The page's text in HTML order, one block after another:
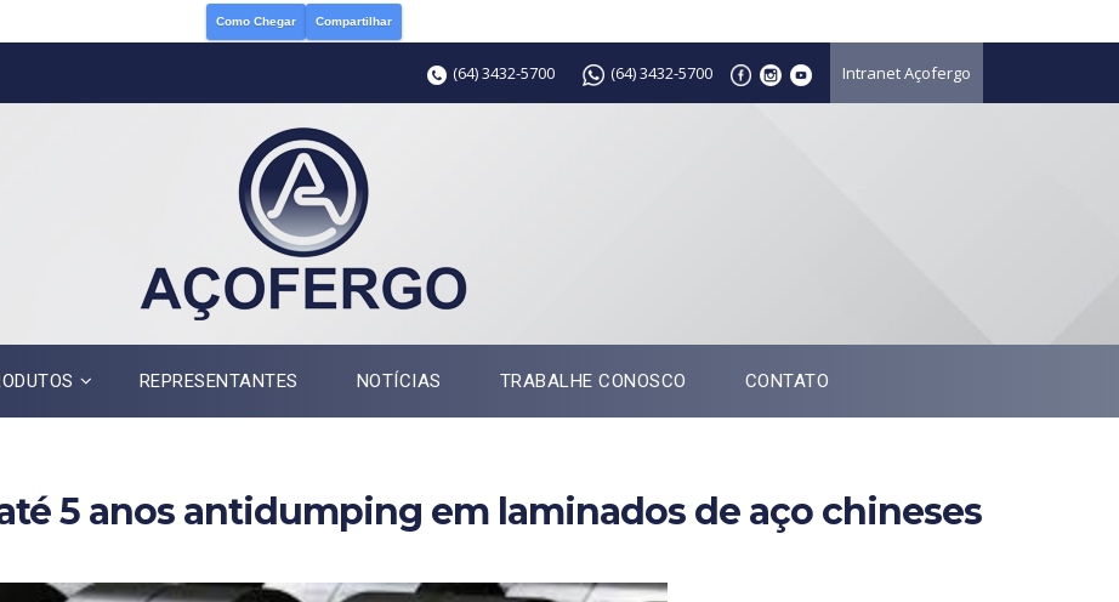
Como Chegar Compartilhar
(64) 3432-5700 (64) 3432-5700 Intranet Açofergo
REPRESENTANTES NOTÍCIAS TRABALHE CONOSCO CONTATO
5 anos antidumping em laminados de aço chineses